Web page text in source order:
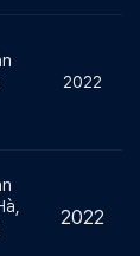
2022
2022